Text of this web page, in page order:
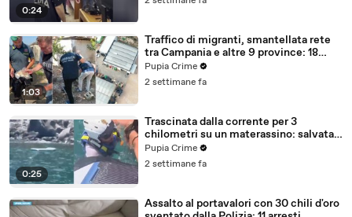
0:24
1:03
Traffico di migranti, smantellata rete
tra Campania e altre 9 province: 18
arresti (27.07.26)
Pupia Crime
2 settimane fa
0:25
Trascinata dalla corrente per 3
chilometri su un materassino: salvata
dalla Polizia (25.07.26)
Pupia Crime
2 settimane fa
Assalto al portavalori con 30 chili d'oro